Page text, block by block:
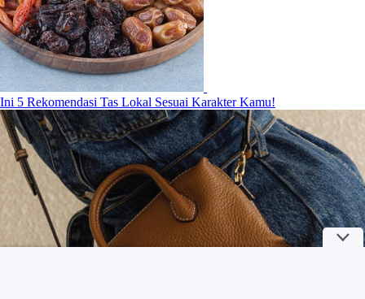
Ini 5 Rekomendasi Tas Lokal Sesuai Karakter Kamu!